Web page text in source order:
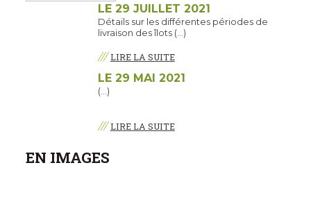
LE 29 JUILLET 2021
Détails sur les différentes périodes de
livraison des îlots (…)
/// LIRE LA SUITE
LE 29 MAI 2021
(…)
/// LIRE LA SUITE
EN IMAGES